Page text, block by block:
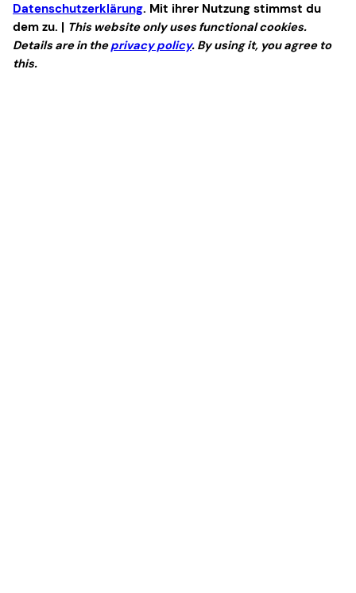
Datenschutzerklärung. Mit ihrer Nutzung stimmst du
dem zu. | This website only uses functional cookies.
Details are in theprivacy policy. By using it, you agree to
this.